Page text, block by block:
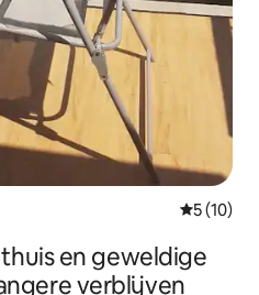
5 (10)
en geweldige
verblijven